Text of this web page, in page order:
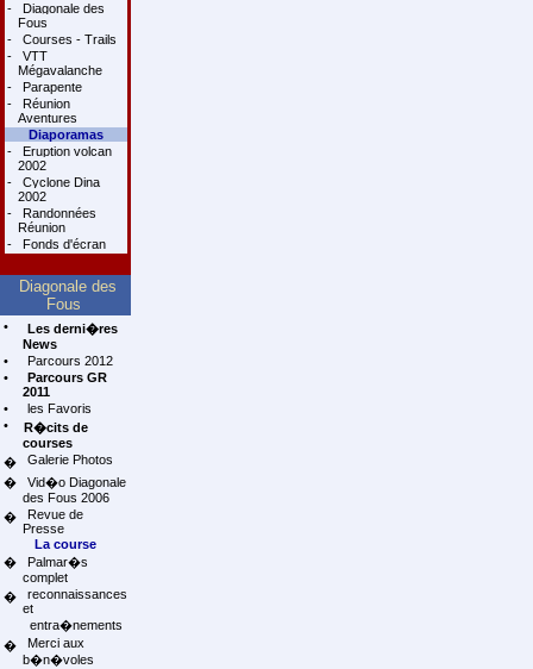
-
Diagonale des
Fous
-
Courses - Trails
-
VTT
Mégavalanche
-
Parapente
-
Réunion
Aventures
Diaporamas
-
Eruption volcan
2002
-
Cyclone Dina
2002
-
Randonnées
Réunion
-
Fonds d'écran
Diagonale des
Fous
•
Les derni�res
News
•
Parcours 2012
•
Parcours GR
2011
•
les Favoris
•
R�cits de
courses
�
Galerie Photos
�
Vid�o Diagonale
des Fous 2006
�
Revue de
Presse
La course
�
Palmar�s
complet
�
reconnaissances
et
entra�nements
�
Merci aux
b�n�voles